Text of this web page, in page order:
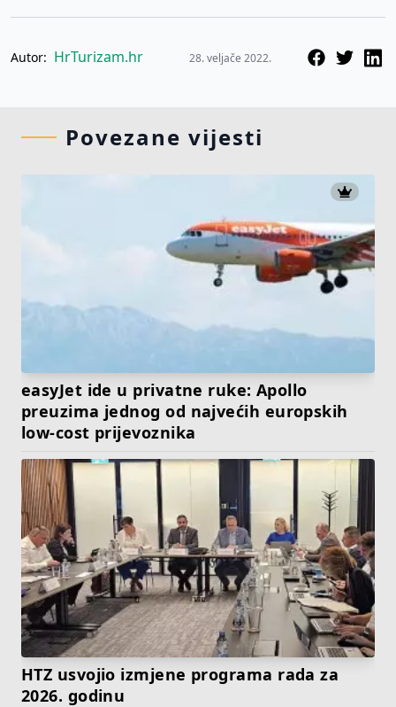
Autor: HrTurizam.hr 28. veljače 2022.
Povezane vijesti
easyJet ide u privatne ruke: Apollo
preuzima jednog od najvećih europskih
low-cost prijevoznika
HTZ usvojio izmjene programa rada za
2026. godinu